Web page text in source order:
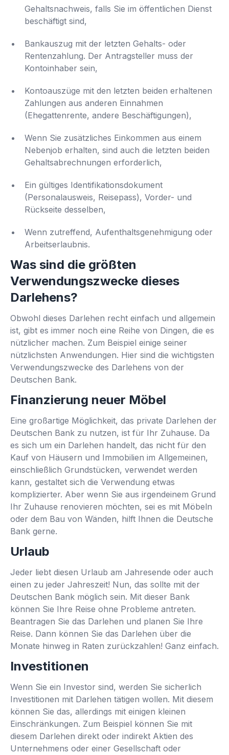
Gehaltsnachweis, falls Sie im öffentlichen Dienst
beschäftigt sind,
Bankauszug mit der letzten Gehalts- oder
Rentenzahlung. Der Antragsteller muss der
Kontoinhaber sein,
Kontoauszüge mit den letzten beiden erhaltenen
Zahlungen aus anderen Einnahmen
(Ehegattenrente, andere Beschäftigungen),
Wenn Sie zusätzliches Einkommen aus einem
Nebenjob erhalten, sind auch die letzten beiden
Gehaltsabrechnungen erforderlich,
Ein gültiges Identifikationsdokument
(Personalausweis, Reisepass), Vorder- und
Rückseite desselben,
Wenn zutreffend, Aufenthaltsgenehmigung oder
Arbeitserlaubnis.
Was sind die größten
Verwendungszwecke dieses
Darlehens?
Obwohl dieses Darlehen recht einfach und allgemein
ist, gibt es immer noch eine Reihe von Dingen, die es
nützlicher machen. Zum Beispiel einige seiner
nützlichsten Anwendungen. Hier sind die wichtigsten
Verwendungszwecke des Darlehens von der
Deutschen Bank.
Finanzierung neuer Möbel
Eine großartige Möglichkeit, das private Darlehen der
Deutschen Bank zu nutzen, ist für Ihr Zuhause. Da
es sich um ein Darlehen handelt, das nicht für den
Kauf von Häusern und Immobilien im Allgemeinen,
einschließlich Grundstücken, verwendet werden
kann, gestaltet sich die Verwendung etwas
komplizierter. Aber wenn Sie aus irgendeinem Grund
Ihr Zuhause renovieren möchten, sei es mit Möbeln
oder dem Bau von Wänden, hilft Ihnen die Deutsche
Bank gerne.
Urlaub
Jeder liebt diesen Urlaub am Jahresende oder auch
einen zu jeder Jahreszeit! Nun, das sollte mit der
Deutschen Bank möglich sein. Mit dieser Bank
können Sie Ihre Reise ohne Probleme antreten.
Beantragen Sie das Darlehen und planen Sie Ihre
Reise. Dann können Sie das Darlehen über die
Monate hinweg in Raten zurückzahlen! Ganz einfach.
Investitionen
Wenn Sie ein Investor sind, werden Sie sicherlich
Investitionen mit Darlehen tätigen wollen. Mit diesem
können Sie das, allerdings mit einigen kleinen
Einschränkungen. Zum Beispiel können Sie mit
diesem Darlehen direkt oder indirekt Aktien des
Unternehmens oder einer Gesellschaft oder